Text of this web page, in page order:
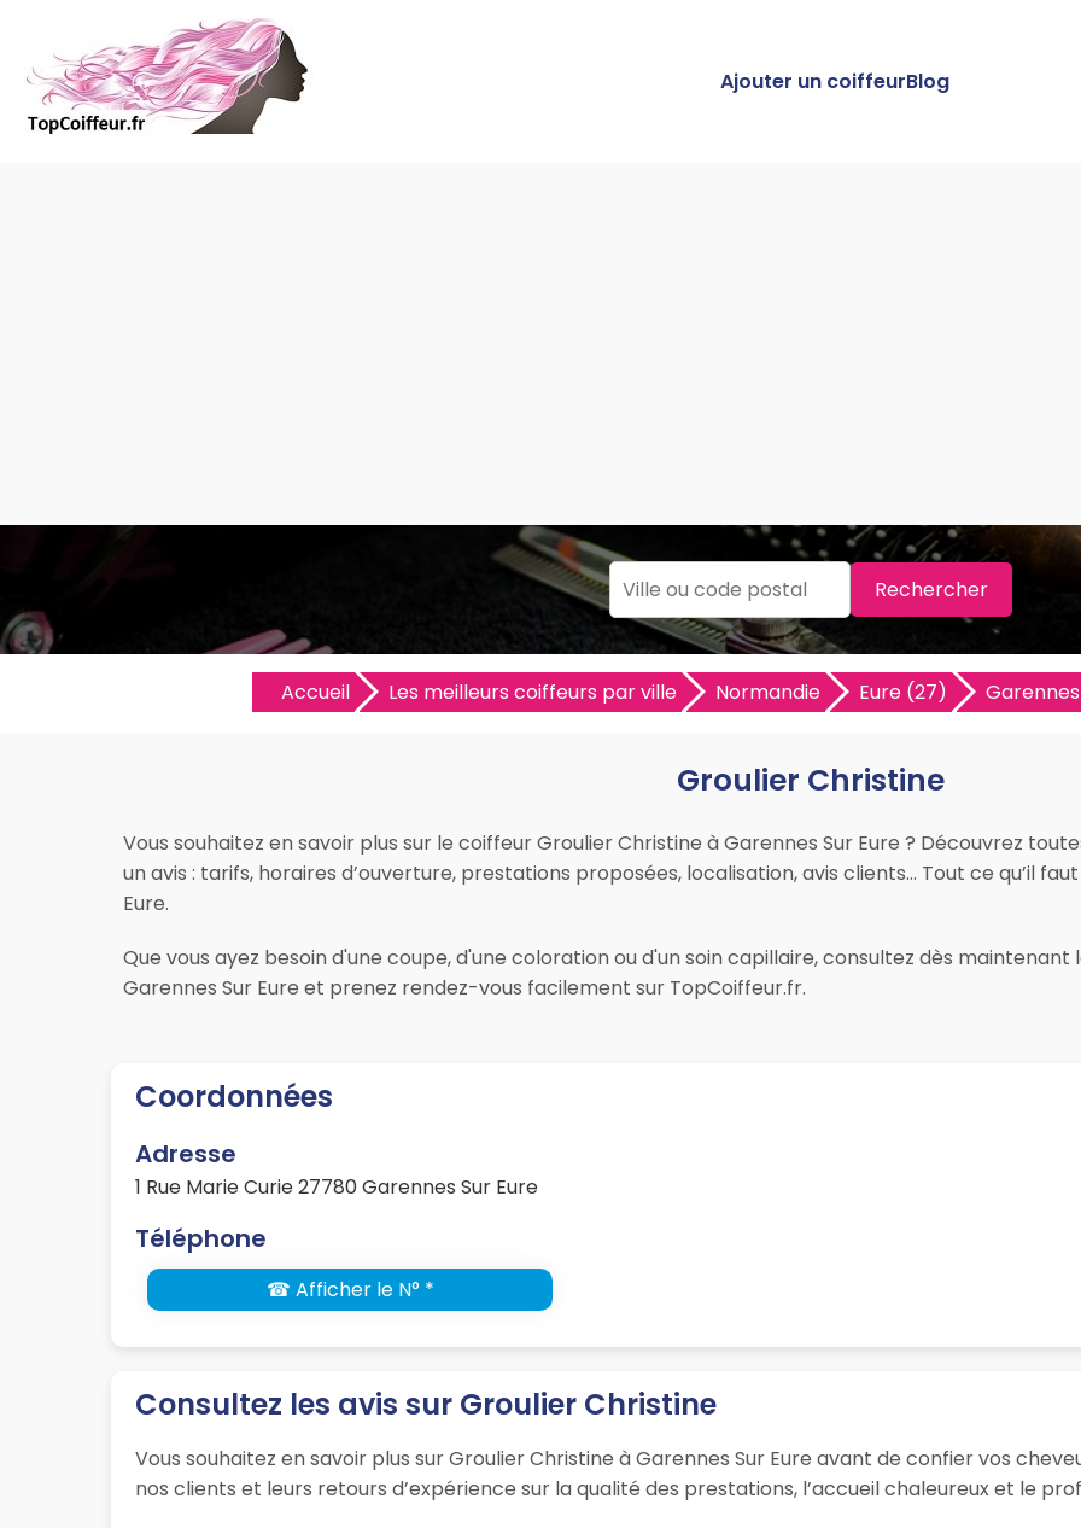
Ajouter un coiffeurBlog
Rechercher
Accueil Les meilleurs coiffeurs par ville Normandie Eure (27)
Groulier Christine
Vous souhaitez en savoir plus sur le coiffeur Groulier Christine à Garennes Sur Eure ? Découvrez
un avis : tarifs, horaires d’ouverture, prestations proposées, localisation, avis clients… Tout ce qu’il
Eure.
Que vous ayez besoin d'une coupe, d'une coloration ou d'un soin capillaire, consultez dès
Garennes Sur Eure et prenez rendez-vous facilement sur TopCoiffeur.fr.
Coordonnées
Adresse
1 Rue Marie Curie 27780 Garennes Sur Eure
Téléphone
☎ Afficher le N° *
Consultez les avis sur Groulier Christine
Vous souhaitez en savoir plus sur Groulier Christine à Garennes Sur Eure avant de confier vos
nos clients et leurs retours d’expérience sur la qualité des prestations, l’accueil chaleureux et le